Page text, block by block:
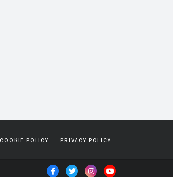
COOKIE POLICY PRIVACY POLICY